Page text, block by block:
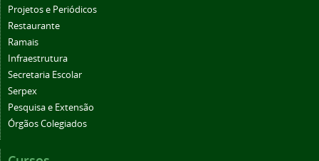
Projetos e Periódicos
Restaurante
Ramais
Infraestrutura
Secretaria Escolar
Serpex
Pesquisa e Extensão
Órgãos Colegiados